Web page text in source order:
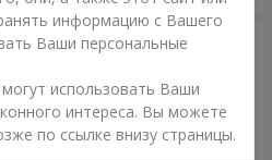
информацию с Вашего
Ваши персональные
использовать Ваши
интереса. Вы можете
по ссылке внизу страницы.